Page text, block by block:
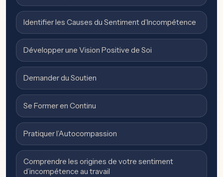
Identifier les Causes du Sentiment d’Incompétence
Développer une Vision Positive de Soi
Demander du Soutien
Se Former en Continu
Pratiquer l’Autocompassion
Comprendre les origines de votre sentiment
d’incompétence au travail